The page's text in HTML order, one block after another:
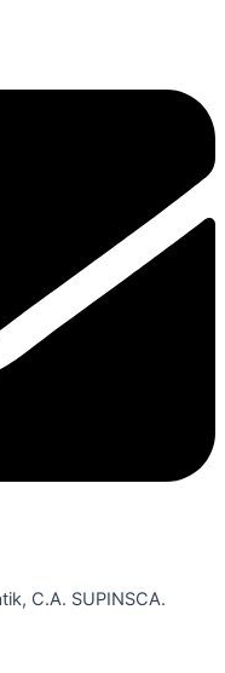
C.A. SUPINSCA.